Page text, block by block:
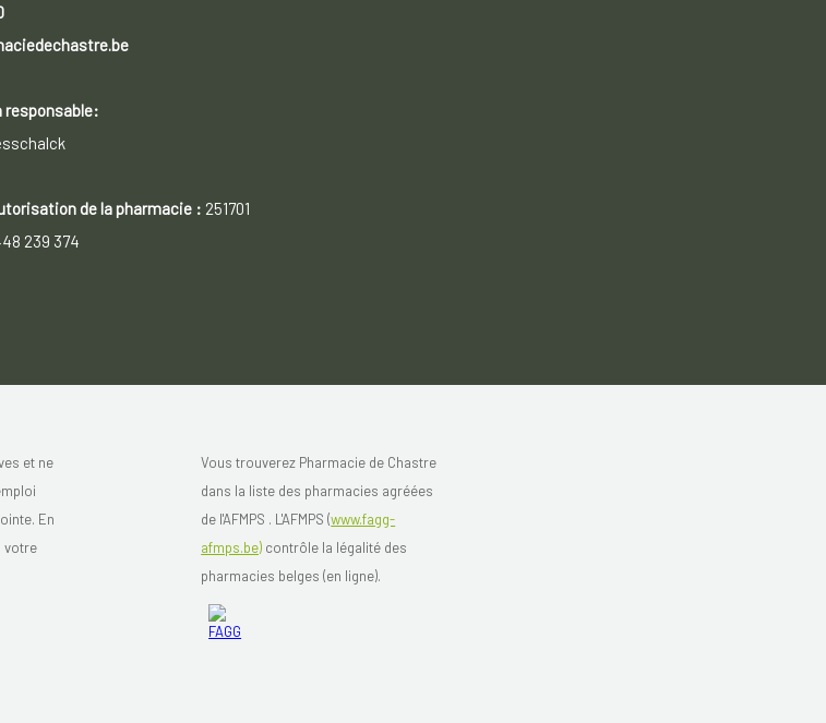
responsable:
de la pharmacie : 251701
239 374
et ne
En
votre
Vous trouverez Pharmacie de Chastre
dans la liste des pharmacies agréées
de l'AFMPS . L'AFMPS (www.fagg-
afmps.be) contrôle la légalité des
pharmacies belges (en ligne).